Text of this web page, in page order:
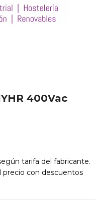
400Vac
tarifa del fabricante.
precio con descuentos